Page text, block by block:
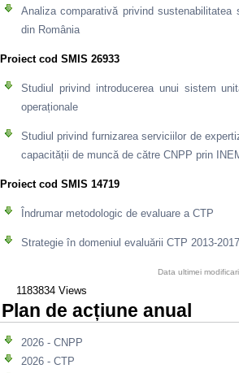
Analiza comparativă privind sustenabilitatea
din România
Proiect cod SMIS 26933
Studiul privind introducerea unui sistem
operaționale
Studiul privind furnizarea serviciilor de
capacității de muncă de către CNPP prin
Proiect cod SMIS 14719
Îndrumar metodologic de evaluare a CTP
Strategie în domeniul evaluării CTP 2013-2017
Data ultimei
1183834 Views
Plan de acțiune anual
2026 - CNPP
2026 - CTP